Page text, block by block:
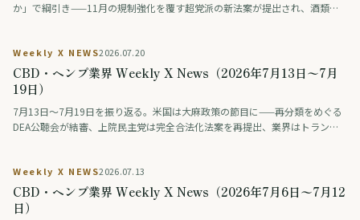
か」で綱引き——11月の規制強化を覆す超党派の新法案が提出され、酒類業
究段階）。アジアではタイが、医療・健康目的に限り娯楽利用は認めない新
しい大麻規制法案を保健大臣に提出。日本では「大麻解禁は救いか破滅か」
を賛否の論者が議論する番組が話題となった。
Weekly X NEWS2026.07.20
CBD・ヘンプ業界 Weekly X News（2026年7月13日〜7月
19日）
7月13日〜7月19日を振り返る。米国は大麻政策の節目に——再分類をめぐる
DEA公聴会が結審、上院民主党は完全合法化法案を再提出、業界はトランプ
れた大麻製剤（THC主体とCBD主体）を企業として初めて登録し、欧州有数
の医療大麻市場が動き出した。
Weekly X NEWS2026.07.13
CBD・ヘンプ業界 Weekly X News（2026年7月6日〜7月12
日）